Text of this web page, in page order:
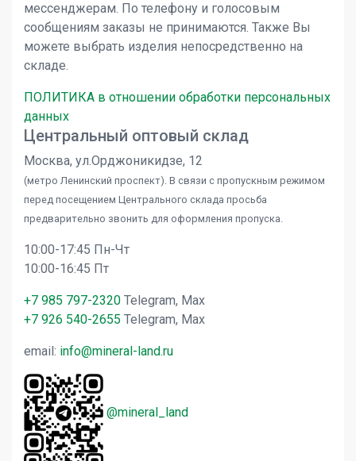
мессенджерам. По телефону и голосовым
сообщениям заказы не принимаются. Также Вы
можете выбрать изделия непосредственно на
складе.
ПОЛИТИКА в отношении обработки персональных
данных
Центральный оптовый склад
Москва, ул.Орджоникидзе, 12
(метро Ленинский проспект). В связи с пропускным режимом
перед посещением Центрального склада просьба
предварительно звонить для оформления пропуска.
10:00-17:45 Пн-Чт
10:00-16:45 Пт
+7 985 797-2320 Telegram, Max
+7 926 540-2655 Telegram, Max
email: info@mineral-land.ru
@mineral_land